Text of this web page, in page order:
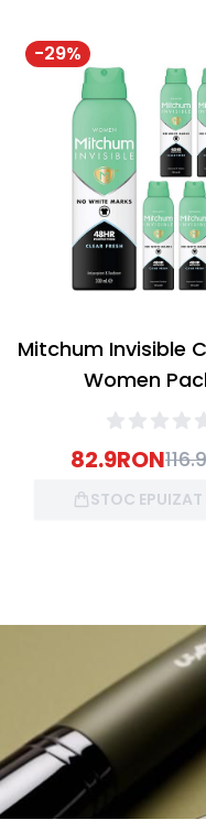
-29%
Mitchum Invisible
Women
6XDeodorant
82.9RON116.9
STOC EPUIZAT